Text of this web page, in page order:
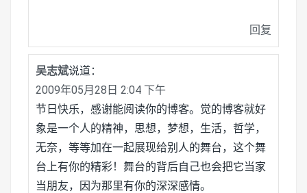
回复
吴志斌说道：
2009年05月28日 2:04 下午
节日快乐，感谢能阅读你的博客。觉的博客就好
象是一个人的精神，思想，梦想，生活，哲学，
无奈，等等加在一起展现给别人的舞台，这个舞
台上有你的精彩！舞台的背后自己也会把它当家
当朋友，因为那里有你的深深感情。